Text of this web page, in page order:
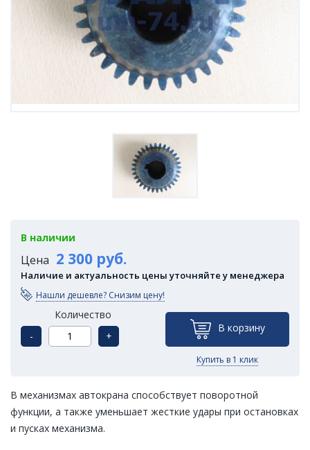
В наличии
Цена 2 300 руб.
Наличие и актуальность цены уточняйте у менеджера
Нашли дешевле? Снизим цену!
Количество
-
+
В корзину
Купить в 1 клик
В механизмах автокрана способствует поворотной
функции, а также уменьшает жесткие удары при остановках
и пусках механизма.